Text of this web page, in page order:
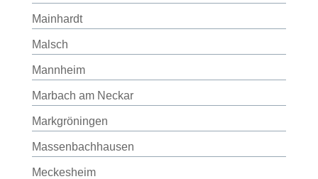
Mainhardt
Malsch
Mannheim
Marbach am Neckar
Markgröningen
Massenbachhausen
Meckesheim